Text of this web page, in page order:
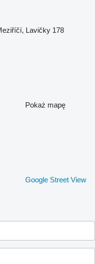
Lavičky 178
Pokaż mapę
Google Street View